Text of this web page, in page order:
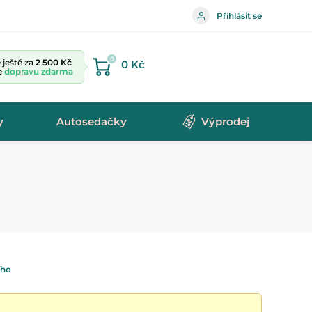
Přihlásit se
za 2 500 Kč
dopravu zdarma
0 0 Kč
Autosedačky Výprodej